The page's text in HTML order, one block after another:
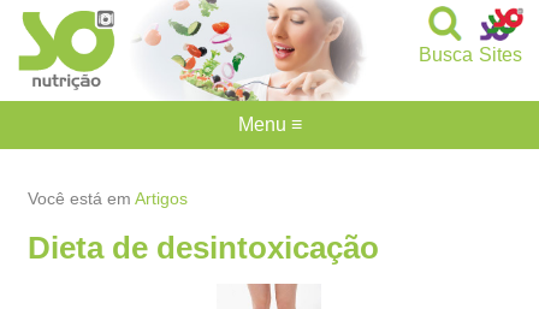
Sites
Busca
Você está emArtigos
Dieta de desintoxicação